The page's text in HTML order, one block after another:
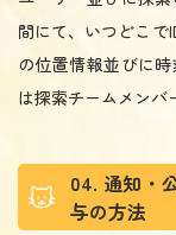
間にて、いつどこで
の位置情報並びに
は探索チームメンバ
04. 通知・
与の方法